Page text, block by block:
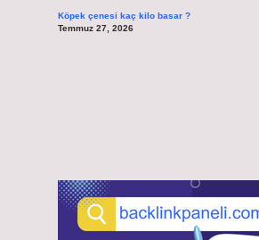
Köpek çenesi kaç kilo basar ?
Temmuz 27, 2026